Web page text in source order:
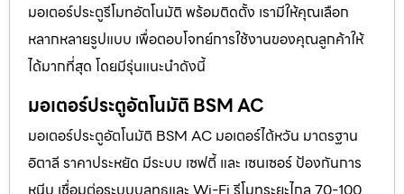
มอเตอร์ประตูรีโมทอัตโนมัติ พร้อมติดตั้ง เรามีให้คุณเลือก
หลากหลายรูปแบบ เพื่อตอบโจทย์การใช้งานของคุณลูกค้าให้
ได้มากที่สุด โดยมีรุ่นแนะนำดังนี้
มอเตอร์ประตูอัตโนมัติ BSM AC
มอเตอร์ประตูอัตโนมัติ BSM AC มอเตอร์ไต้หวัน มาตรฐาน
อิตาลี ราคาประหยัด มีระบบ เซฟตี้ และ เซนเซอร์ ป้องกันการ